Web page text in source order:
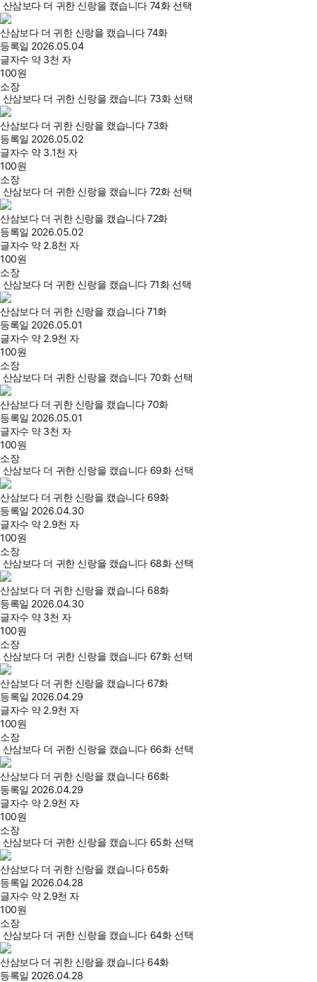
산삼보다 더 귀한 신랑을 캤습니다 74화 선택
산삼보다 더 귀한 신랑을 캤습니다 74화
등록일 2026.05.04
글자수 약 3천 자
100원
소장
산삼보다 더 귀한 신랑을 캤습니다 73화 선택
산삼보다 더 귀한 신랑을 캤습니다 73화
등록일 2026.05.02
글자수 약 3.1천 자
100원
소장
산삼보다 더 귀한 신랑을 캤습니다 72화 선택
산삼보다 더 귀한 신랑을 캤습니다 72화
등록일 2026.05.02
글자수 약 2.8천 자
100원
소장
산삼보다 더 귀한 신랑을 캤습니다 71화 선택
산삼보다 더 귀한 신랑을 캤습니다 71화
등록일 2026.05.01
글자수 약 2.9천 자
100원
소장
산삼보다 더 귀한 신랑을 캤습니다 70화 선택
산삼보다 더 귀한 신랑을 캤습니다 70화
등록일 2026.05.01
글자수 약 3천 자
100원
소장
산삼보다 더 귀한 신랑을 캤습니다 69화 선택
산삼보다 더 귀한 신랑을 캤습니다 69화
등록일 2026.04.30
글자수 약 2.9천 자
100원
소장
산삼보다 더 귀한 신랑을 캤습니다 68화 선택
산삼보다 더 귀한 신랑을 캤습니다 68화
등록일 2026.04.30
글자수 약 3천 자
100원
소장
산삼보다 더 귀한 신랑을 캤습니다 67화 선택
산삼보다 더 귀한 신랑을 캤습니다 67화
등록일 2026.04.29
글자수 약 2.9천 자
100원
소장
산삼보다 더 귀한 신랑을 캤습니다 66화 선택
산삼보다 더 귀한 신랑을 캤습니다 66화
등록일 2026.04.29
글자수 약 2.9천 자
100원
소장
산삼보다 더 귀한 신랑을 캤습니다 65화 선택
산삼보다 더 귀한 신랑을 캤습니다 65화
등록일 2026.04.28
글자수 약 2.9천 자
100원
소장
산삼보다 더 귀한 신랑을 캤습니다 64화 선택
산삼보다 더 귀한 신랑을 캤습니다 64화
등록일 2026.04.28